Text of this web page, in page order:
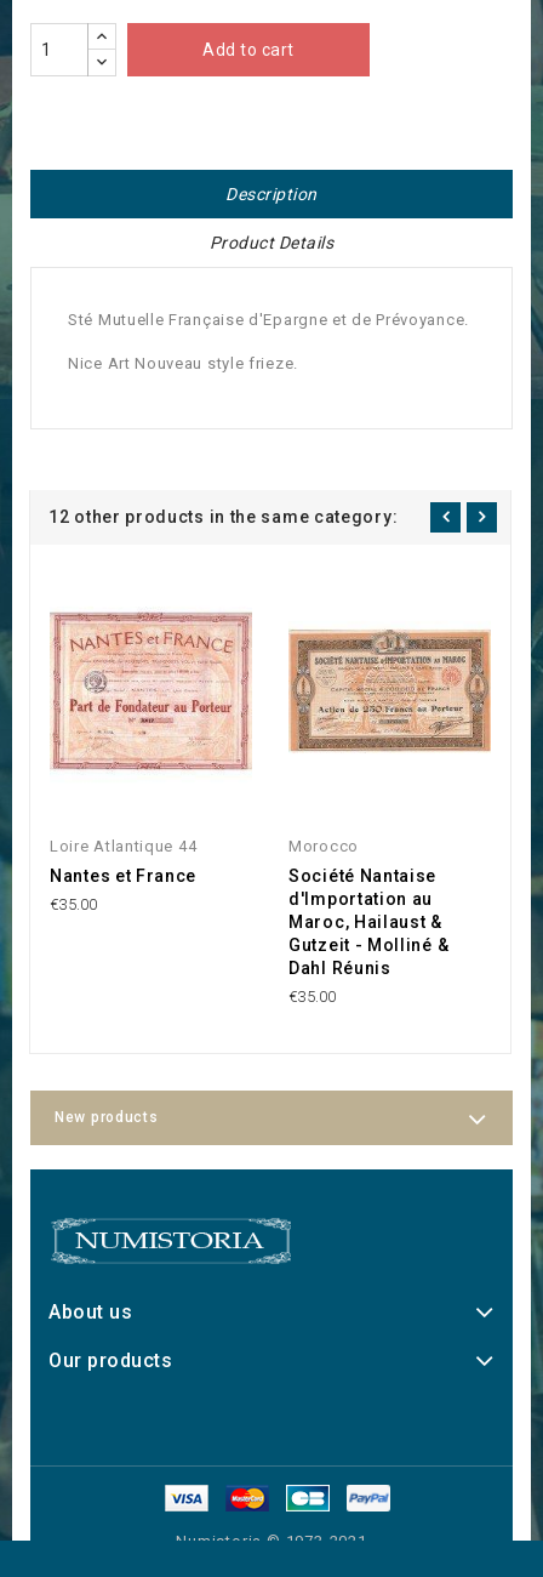
Add to cart
Description
Product Details
Sté Mutuelle Française d'Epargne et de Prévoyance.
Nice Art Nouveau style frieze.
12 other products in the same category:
Loire Atlantique 44
Nantes et France
€35.00
Morocco
Société Nantaise
d'Importation au
Maroc, Hailaust &
Gutzeit - Molliné &
Dahl Réunis
€35.00
New products
About us
Our products
Numistoria © 1973-2021